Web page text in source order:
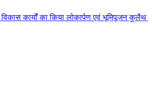
एवं भूमिपूजन कुलैथ क्षेत्र के विकास के लिये